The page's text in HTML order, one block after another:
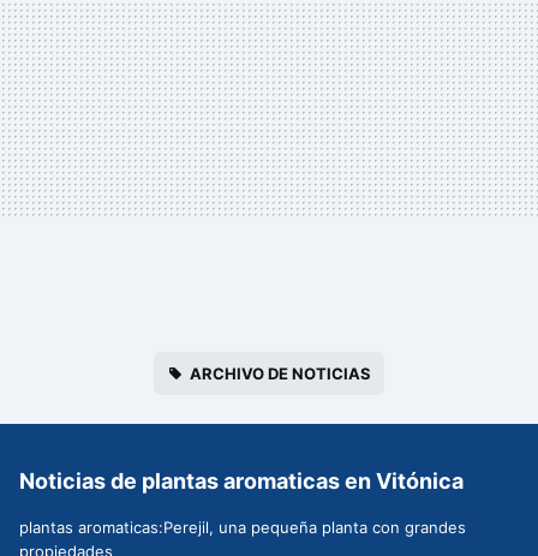
ARCHIVO DE NOTICIAS
Noticias de plantas aromaticas en Vitónica
plantas aromaticas:Perejil, una pequeña planta con grandes
propiedades